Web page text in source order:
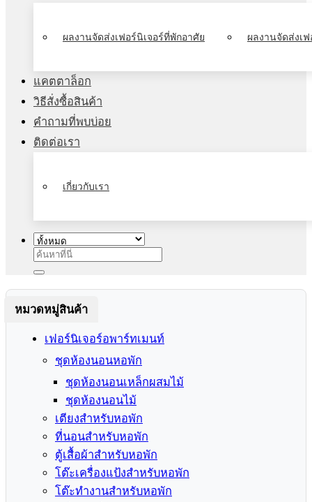
ผลงานจัดส่งเฟอร์นิเจอร์ที่พักอาศัย ผลงานจัดส่งเ
แคตตาล็อก
วิธีสั่งซื้อสินค้า
คำถามที่พบบ่อย
ติดต่อเรา
เกี่ยวกับเรา
ค้นหา:
หมวดหมู่สินค้า
เฟอร์นิเจอร์อพาร์ทเมนท์
ชุดห้องนอนหอพัก
ชุดห้องนอนเหล็กผสมไม้
ชุดห้องนอนไม้
เตียงสำหรับหอพัก
ที่นอนสำหรับหอพัก
ตู้เสื้อผ้าสำหรับหอพัก
โต๊ะเครื่องแป้งสำหรับหอพัก
โต๊ะทำงานสำหรับหอพัก